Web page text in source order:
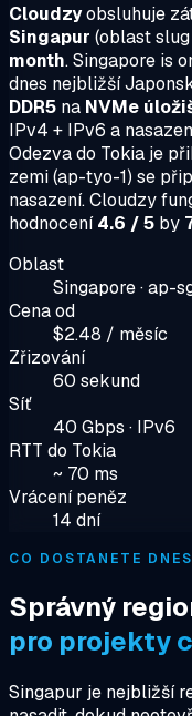
Cloudzyobsluhuje
Singapur (oblast slug
month. Singapore is
dnes nejbližší
DDR5 na NVMe
IPv4 + IPv6 a
Odezva do Tokia je
zemi (ap-tyo-1) se
nasazení. Cloudzy
hodnocení4.6 / 5 by
Oblast
Singapore · ap-
Cena od
$2.48 / měsíc
Zřizování
60 sekund
Síť
40 Gbps · IPv6
RTT do Tokia
~ 70 ms
Vrácení peněz
14 dní
CO DOSTANETE DNES
Správný
pro projekty
Singapur je nejbližší